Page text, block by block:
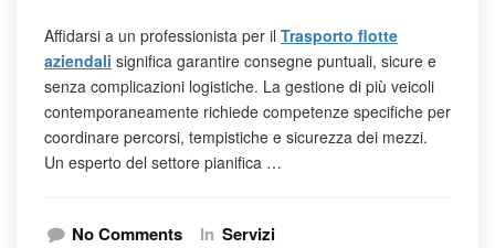
Affidarsi a un professionista per il Trasporto flotte
aziendali significa garantire consegne puntuali, sicure e
senza complicazioni logistiche. La gestione di più veicoli
contemporaneamente richiede competenze specifiche per
coordinare percorsi, tempistiche e sicurezza dei mezzi.
Un esperto del settore pianifica …
No Comments In Servizi